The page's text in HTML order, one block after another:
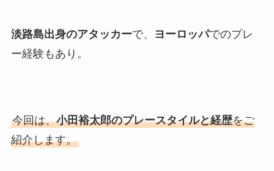
淡路島出身のアタッカーで、 ヨーロッパでのプレ
ー経験もあり。
今回は、小田裕太郎のプレースタイルと経歴をご
紹介します。